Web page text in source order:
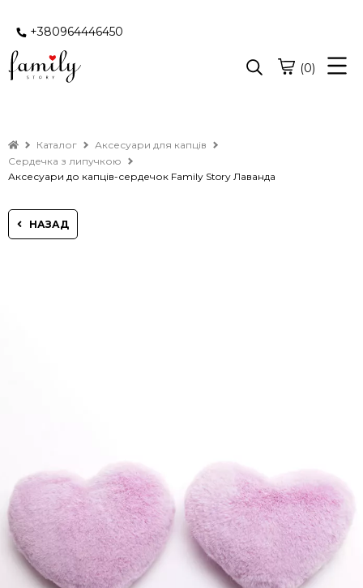
+380964446450
(0)
Каталог
Аксесуари для капців
Сердечка з липучкою
Аксесуари до капців-сердечок Family Story Лаванда
НАЗАД